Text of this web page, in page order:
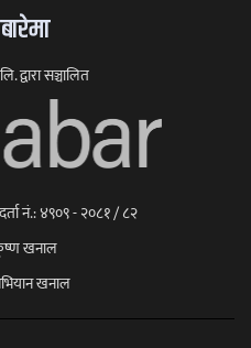
द्वारा सञ्चालित
नं.: ४९०९ - २०८१ / ८२
खनाल
खनाल